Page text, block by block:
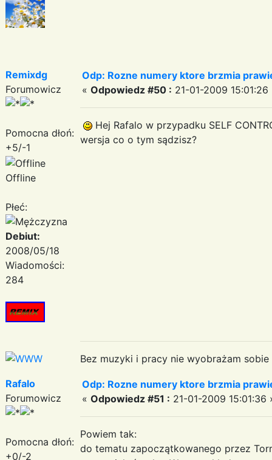
Remixdg
Forumowicz
Pomocna dłoń:
+5/-1
Offline
Płeć:
Debiut:
2008/05/18
Wiadomości:
284
Odp: Rozne numery ktore brzmia
« Odpowiedz #50 : 21-01-2009 15:01:26
Hej Rafalo w przypadku SELF
wersja co o tym sądzisz?
Bez muzyki i pracy nie wyobrażam sobie
Rafalo
Forumowicz
Pomocna dłoń:
+0/-2
Odp: Rozne numery ktore brzmia
« Odpowiedz #51 : 21-01-2009 15:01:36
Powiem tak:
do tematu zapoczątkowanego przez